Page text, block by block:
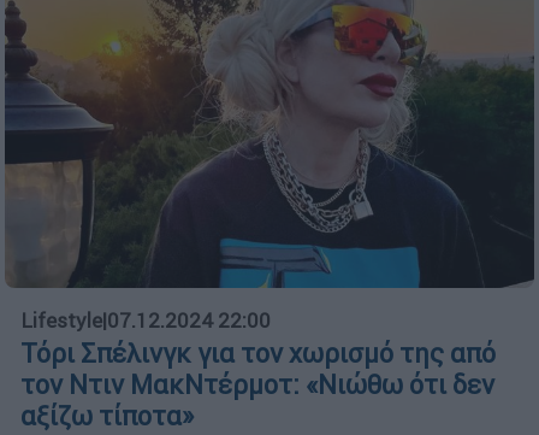
Lifestyle|07.12.2024 22:00
Τόρι Σπέλινγκ για τον χωρισμό της από
τον Ντιν ΜακΝτέρμοτ: «Νιώθω ότι δεν
αξίζω τίποτα»